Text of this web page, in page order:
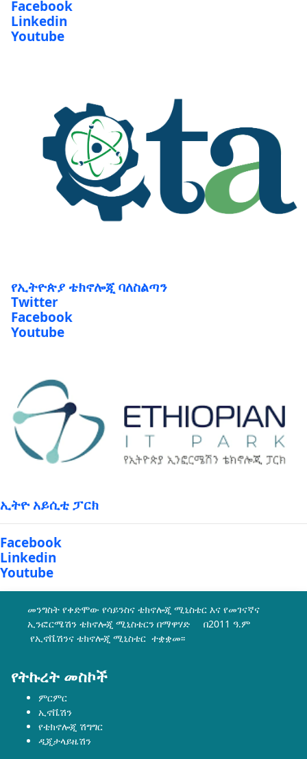
Facebook
Linkedin
Youtube
የኢትዮጵያ ቴክኖሎጂ ባለስልጣን
Twitter
Facebook
Youtube
ኢትዮ አይሲቲ ፓርክ
Facebook
Linkedin
Youtube
መንግስት የቀድሞው የሳይንስና ቴክኖሎጂ ሚኒስቴር እና የመገናኛና
ኢንፎርሜሽን ቴክኖሎጂ ሚኒስቴርን በማዋሃድ በ2011 ዓ.ም
የኢኖቬሽንና ቴክኖሎጂ ሚኒስቴር ተቋቋመ፡፡
የትኩረት መስኮች
ምርምር
ኢኖቬሽን
የቴክኖሎጂ ሽግግር
ዲጂታላይዜሽን